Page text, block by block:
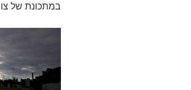
במתכונת של